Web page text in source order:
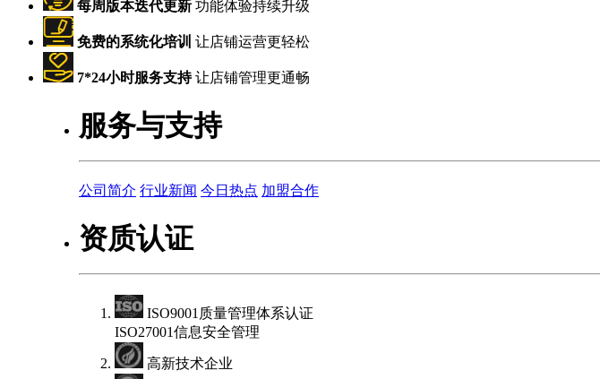
每周版本迭代更新 功能体验持续升级
免费的系统化培训 让店铺运营更轻松
7*24小时服务支持 让店铺管理更通畅
服务与支持
公司简介 行业新闻 今日热点 加盟合作
资质认证
ISO9001质量管理体系认证
ISO27001信息安全管理
高新技术企业